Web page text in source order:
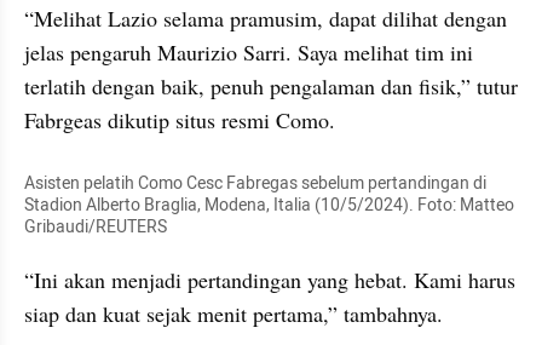
“Melihat Lazio selama pramusim, dapat dilihat dengan
jelas pengaruh Maurizio Sarri. Saya melihat tim ini
terlatih dengan baik, penuh pengalaman dan fisik,” tutur
Fabrgeas dikutip situs resmi Como.
Asisten pelatih Como Cesc Fabregas sebelum pertandingan di
Stadion Alberto Braglia, Modena, Italia (10/5/2024). Foto: Matteo
Gribaudi/REUTERS
“Ini akan menjadi pertandingan yang hebat. Kami harus
siap dan kuat sejak menit pertama,” tambahnya.